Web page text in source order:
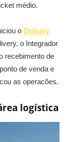
médio.
o Delivery
o Integrador
recebimento de
de venda e
as operacões.
logística